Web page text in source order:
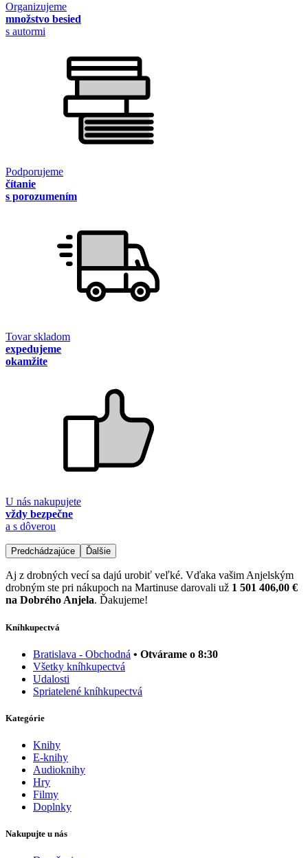
Organizujeme
množstvo besied
s autormi
Podporujeme
čítanie
s porozumením
Tovar skladom
expedujeme
okamžite
U nás nakupujete
vždy bezpečne
a s dôverou
Predchádzajúce Ďalšie
Aj z drobných vecí sa dajú urobiť veľké. Vďaka vašim Anjelským
drobným ste pri nákupoch na Martinuse darovali už 1 501 406,00 €
na Dobrého Anjela. Ďakujeme!
Kníhkupectvá
Bratislava - Obchodná • Otvárame o 8:30
Všetky kníhkupectvá
Udalosti
Spriatelené kníhkupectvá
Kategórie
Knihy
E-knihy
Audioknihy
Hry
Filmy
Doplnky
Nakupujte u nás